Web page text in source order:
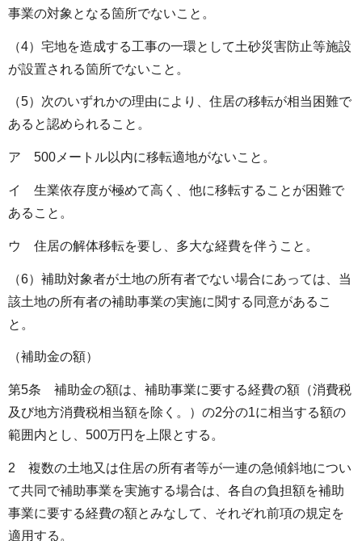
事業の対象となる箇所でないこと。
（4）宅地を造成する工事の一環として土砂災害防止等施設
が設置される箇所でないこと。
（5）次のいずれかの理由により、住居の移転が相当困難で
あると認められること。
ア 500メートル以内に移転適地がないこと。
イ 生業依存度が極めて高く、他に移転することが困難で
あること。
ウ 住居の解体移転を要し、多大な経費を伴うこと。
（6）補助対象者が土地の所有者でない場合にあっては、当
該土地の所有者の補助事業の実施に関する同意があるこ
と。
（補助金の額）
第5条 補助金の額は、補助事業に要する経費の額（消費税
及び地方消費税相当額を除く。）の2分の1に相当する額の
範囲内とし、500万円を上限とする。
2 複数の土地又は住居の所有者等が一連の急傾斜地につい
て共同で補助事業を実施する場合は、各自の負担額を補助
事業に要する経費の額とみなして、それぞれ前項の規定を
適用する。